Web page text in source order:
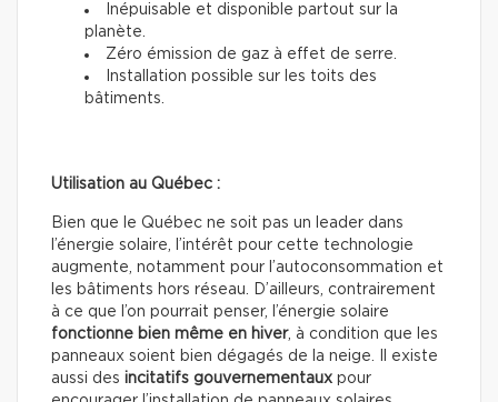
Inépuisable et disponible partout sur la
planète.
Zéro émission de gaz à effet de serre.
Installation possible sur les toits des
bâtiments.
Utilisation au Québec :
Bien que le Québec ne soit pas un leader dans
l’énergie solaire, l’intérêt pour cette technologie
augmente, notamment pour l’autoconsommation et
les bâtiments hors réseau. D’ailleurs, contrairement
à ce que l’on pourrait penser, l’énergie solaire
fonctionne bien même en hiver, à condition que les
panneaux soient bien dégagés de la neige. Il existe
aussi des incitatifs gouvernementaux pour